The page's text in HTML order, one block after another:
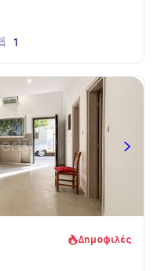
1
Δημοφιλές